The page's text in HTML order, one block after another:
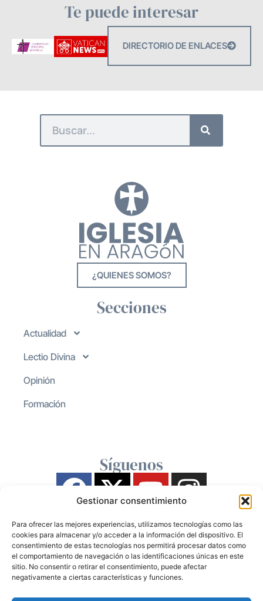
Gestionar consentimiento
Para ofrecer las mejores experiencias, utilizamos tecnologías como las
cookies para almacenar y/o acceder a la información del dispositivo. El
consentimiento de estas tecnologías nos permitirá procesar datos como
el comportamiento de navegación o las identificaciones únicas en este
sitio. No consentir o retirar el consentimiento, puede afectar
negativamente a ciertas características y funciones.
Te puede interesar
DIRECTORIO DE ENLACES
¿QUIENES SOMOS?
Secciones
Actualidad
Lectio Divina
Opinión
Formación
Síguenos